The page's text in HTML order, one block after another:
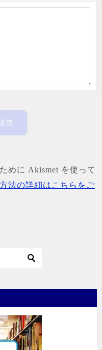
めに Akismet を使って
法の詳細はこちらをご